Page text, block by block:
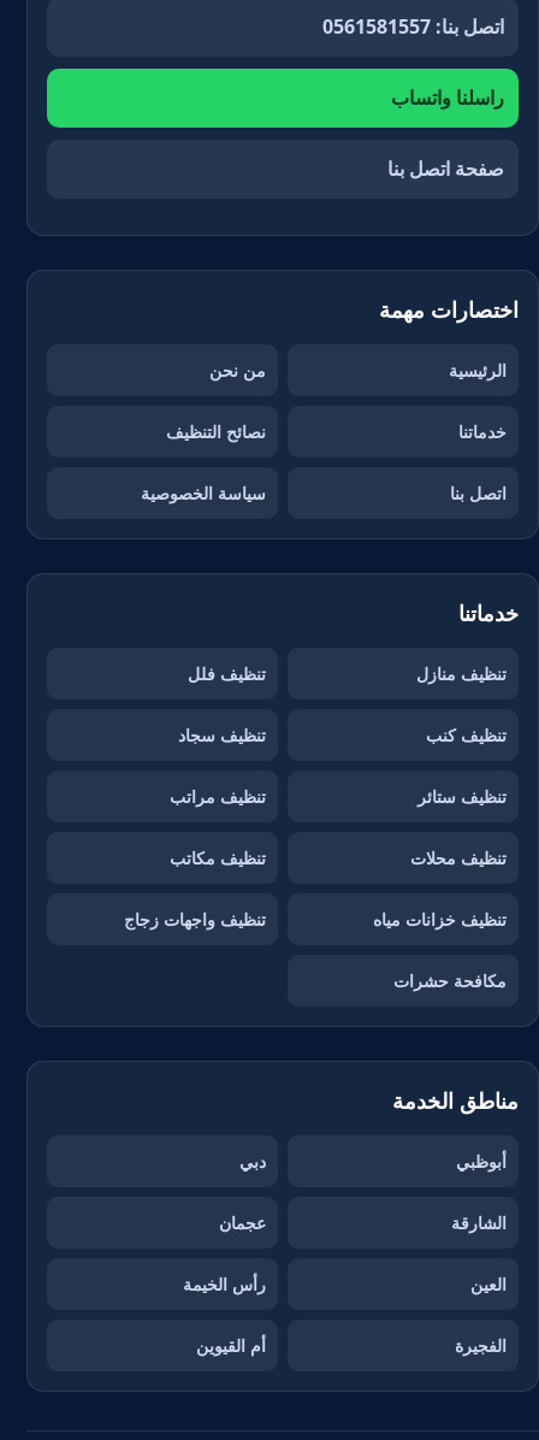
اتصل بنا: 0561581557
راسلنا واتساب
صفحة اتصل بنا
اختصارات مهمة
الرئيسية من نحن
خدماتنا نصائح التنظيف
اتصل بنا سياسة الخصوصية
خدماتنا
تنظيف منازل تنظيف فلل
تنظيف كنب تنظيف سجاد
تنظيف ستائر تنظيف مراتب
تنظيف محلات تنظيف مكاتب
تنظيف خزانات مياه تنظيف واجهات زجاج
مكافحة حشرات
مناطق الخدمة
أبوظبي دبي
الشارقة عجمان
العين رأس الخيمة
الفجيرة أم القيوين